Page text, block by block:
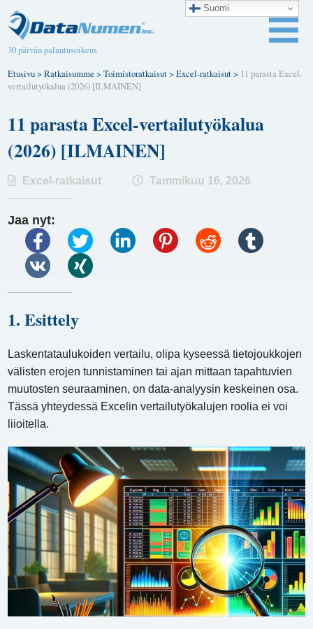
30 päivän palautusoikeus
Etusivu>Ratkaisumme >Toimistoratkaisut>Excel-ratkaisut> 11 parasta Excel-
vertailutyökalua (2026) [ILMAINEN]
11 parasta Excel-vertailutyökalua
(2026) [ILMAINEN]
Excel-ratkaisut Tammikuu 16, 2026
Jaa nyt:
1. Esittely
Laskentataulukoiden vertailu, olipa kyseessä tietojoukkojen
välisten erojen tunnistaminen tai ajan mittaan tapahtuvien
muutosten seuraaminen, on data-analyysin keskeinen osa.
Tässä yhteydessä Excelin vertailutyökalujen roolia ei voi
liioitella.
Suomi